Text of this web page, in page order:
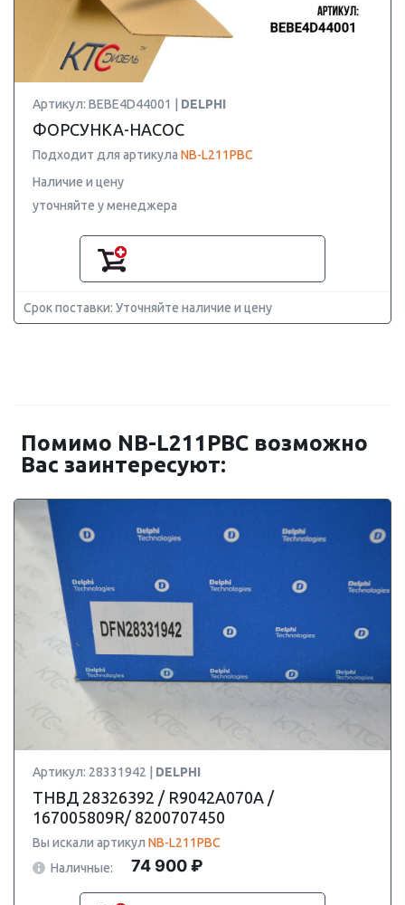
Артикул: BEBE4D44001 | DELPHI
ФОРСУНКА-НАСОС
Подходит для артикула NB-L211PBC
Наличие и цену
уточняйте у менеджера
Срок поставки: Уточняйте наличие и цену
Помимо NB-L211PBC возможно
Вас заинтересуют:
Артикул: 28331942 | DELPHI
ТНВД 28326392 / R9042A070A /
167005809R/ 8200707450
Вы искали артикул NB-L211PBC
Наличные:
74 900 ₽